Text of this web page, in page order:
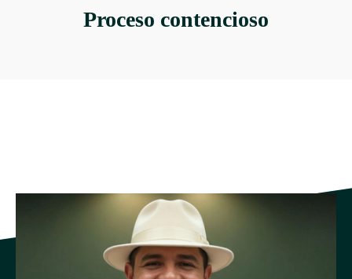
Proceso contencioso